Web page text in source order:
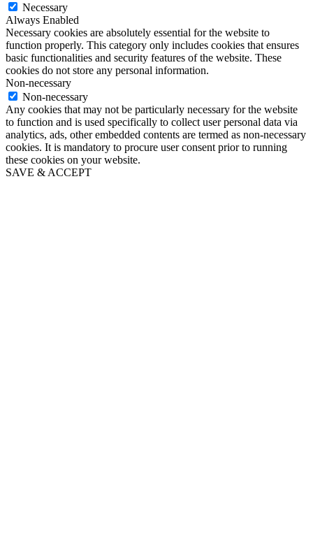
Necessary
Always Enabled
Necessary cookies are absolutely essential for the website to
function properly. This category only includes cookies that ensures
basic functionalities and security features of the website. These
cookies do not store any personal information.
Non-necessary
Non-necessary
Any cookies that may not be particularly necessary for the website
to function and is used specifically to collect user personal data via
analytics, ads, other embedded contents are termed as non-necessary
cookies. It is mandatory to procure user consent prior to running
these cookies on your website.
SAVE & ACCEPT